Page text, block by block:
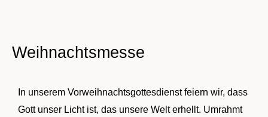
Weihnachtsmesse
In unserem Vorweihnachtsgottesdienst feiern wir, dass
Gott unser Licht ist, das unsere Welt erhellt. Umrahmt